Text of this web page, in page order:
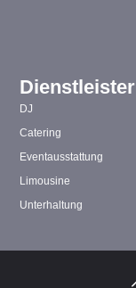
Dienstleister
DJ
Catering
Eventausstattung
Limousine
Unterhaltung